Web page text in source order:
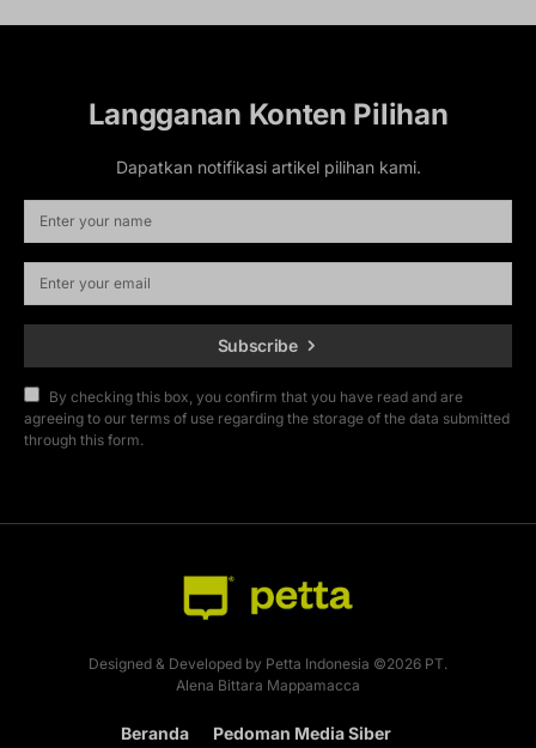
Langganan Konten Pilihan
Dapatkan notifikasi artikel pilihan kami.
Subscribe
By checking this box, you confirm that you have read and are
agreeing to our terms of use regarding the storage of the data submitted
through this form.
Designed & Developed by Petta Indonesia ©2026 PT.
Alena Bittara Mappamacca
Beranda Pedoman Media Siber